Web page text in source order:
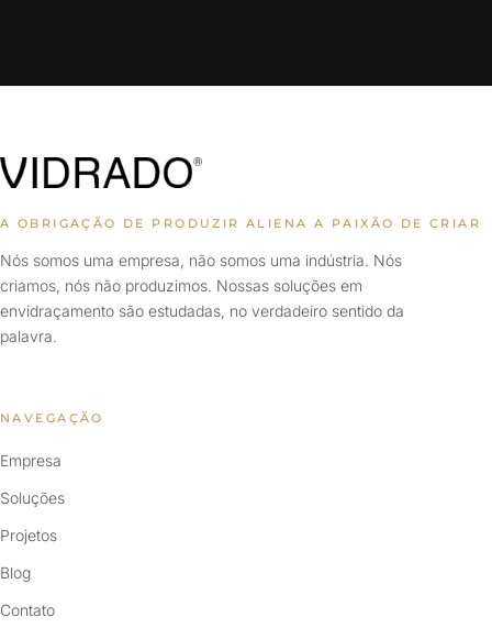
A OBRIGAÇÃO DE PRODUZIR ALIENA A PAIXÃO DE CRIAR
Nós somos uma empresa, não somos uma indústria. Nós
criamos, nós não produzimos. Nossas soluções em
envidraçamento são estudadas, no verdadeiro sentido da
palavra.
NAVEGAÇÃO
Empresa
Soluções
Projetos
Blog
Contato